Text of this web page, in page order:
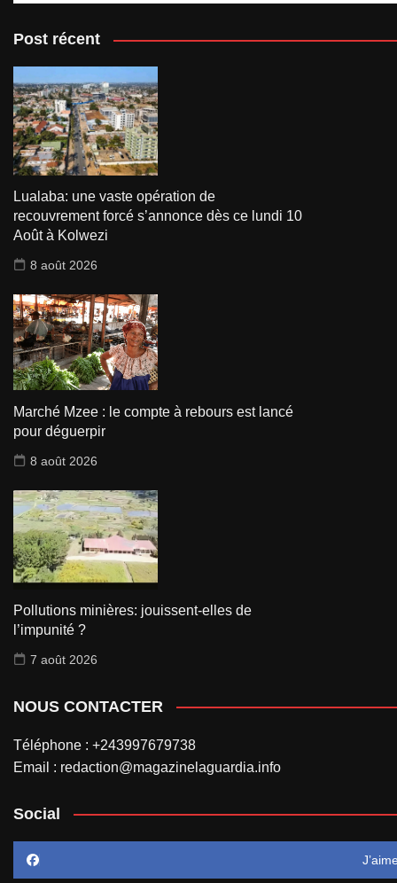
Post récent
Lualaba: une vaste opération de
recouvrement forcé s’annonce dès ce lundi 10
Août à Kolwezi
8 août 2026
Marché Mzee : le compte à rebours est lancé
pour déguerpir
8 août 2026
Pollutions minières: jouissent-elles de
l’impunité ?
7 août 2026
NOUS CONTACTER
Téléphone : +243997679738
Email : redaction@magazinelaguardia.info
Social